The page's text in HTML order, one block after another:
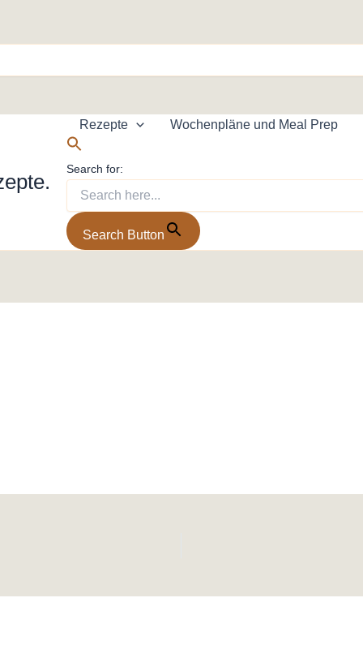
Rezepte Wochenpläne und Meal Prep
Search for:
Search Button